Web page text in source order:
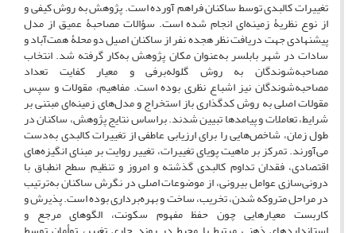
تغییرات کالبدی توسط ساکنان فراهم آورده است. پژوهش به روش کیفی و
از نوع نظریۀ زمینه‌ای انجام شده است. سؤالات مصاحبۀ عمیق از مدل
پیشنهادی جهت دریافت نظر هجده نفر از ساکنان اصیل دو محلۀ همت‌آباد و
سادات در شهر بابلسر به‌عنوان مکان پژوهش به‌کار گرفته‌ شد. انتخاب
مصاحبه‌شوندگان به روش گلوله‌برفی و معیار کفایت تعداد
مصاحبه‌شوندگان نیز اشباع نظری بوده است. مفاهیم، مقولات و سپس
مقولات اصلی به روش کدگذاری باز استخراج و مدل‌های زمینه‌ای مبتنی بر
شرایط، تعاملات و پیامدها تبیین شدند. براساس نتایج پژوهش، ساکنان در
طول زمان، شاخص‌هایی را برای ارزیابی عاطفی از تغییرات کالبدی به‌دست
می‌آورند. تمرکز بر ماهیت پویای تغییرات، تغییر روایت بر مبنای انگیزه‌های
اقتصادی، فقدان تداوم کالبدی گذشته و امروز و تنظیم سطح انطباق با
درونی‌سازی عوامل بیرونی، از موضوعات اصلی در نگرش ساکنان به‌ترتیب
در مراحل متروکه شدن، تخریب، ساخت و بهره‌برداری بوده است. پذیرش و
کاربست معیارهایی چون حفظ مفهوم سکونت، الگوهای مرجع و